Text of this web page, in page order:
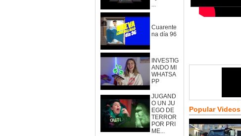
...
Cuarente
na día 96
INVESTIG
ANDO MI
WHATSA
PP
JUGAND
O UN JU
EGO DE
TERROR
POR PRI
ME...
Popular Videos